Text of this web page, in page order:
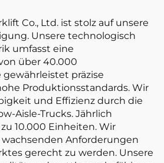
Co., Ltd. ist stolz auf unsere
Unsere technologisch
umfasst eine
über 40.000
präzise
Produktionsstandards. Wir
und Effizienz durch die
Aisle-Trucks. Jährlich
10.000 Einheiten. Wir
Anforderungen
gerecht zu werden. Unsere